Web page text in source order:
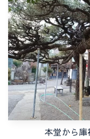
本堂から庫